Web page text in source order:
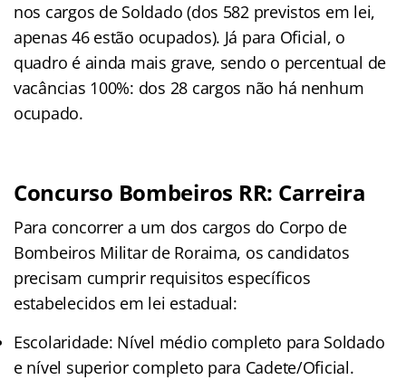
nos cargos de Soldado (dos 582 previstos em lei,
apenas 46 estão ocupados). Já para Oficial, o
quadro é ainda mais grave, sendo o percentual de
vacâncias 100%: dos 28 cargos não há nenhum
ocupado.
Concurso Bombeiros RR: Carreira
Para concorrer a um dos cargos do Corpo de
Bombeiros Militar de Roraima, os candidatos
precisam cumprir requisitos específicos
estabelecidos em lei estadual:
Escolaridade: Nível médio completo para Soldado
e nível superior completo para Cadete/Oficial.